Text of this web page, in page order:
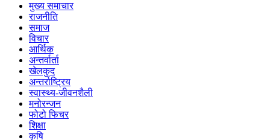
मुख्य समाचार
राजनीति
समाज
विचार
आर्थिक
अन्तर्वार्ता
खेलकुद
अन्तर्राष्ट्रिय
स्वास्थ्य-जीवनशैली
मनोरन्जन
फोटो फिचर
शिक्षा
कृषि